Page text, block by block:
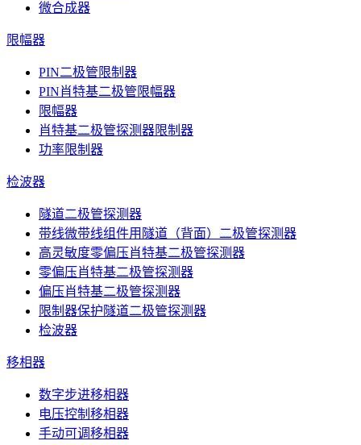
微合成器
限幅器
PIN二极管限制器
PIN肖特基二极管限幅器
限幅器
肖特基二极管探测器限制器
功率限制器
检波器
隧道二极管探测器
带线微带线组件用隧道（背面）二极管探测器
高灵敏度零偏压肖特基二极管探测器
零偏压肖特基二极管探测器
偏压肖特基二极管探测器
限制器保护隧道二极管探测器
检波器
移相器
数字步进移相器
电压控制移相器
手动可调移相器